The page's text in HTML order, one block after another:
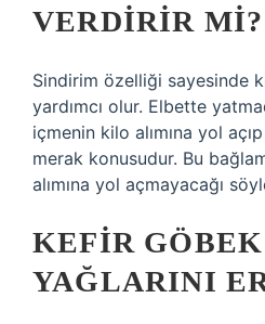
VERDIRIR MI?
Sindirim özelliği sayesinde
yardımcı olur. Elbette
içmenin kilo alımına yol
merak konusudur. Bu
alımına yol açmayacağı
KEFIR GÖBEK
YAĞLARINI